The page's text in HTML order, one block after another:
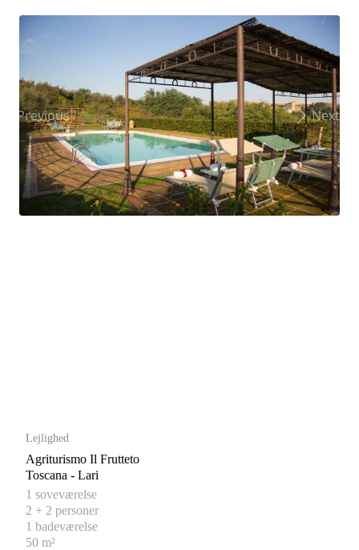
Previous Next
Lejlighed
Agriturismo Il Frutteto
Toscana - Lari
1 soveværelse
2 + 2 personer
1 badeværelse
50 m²